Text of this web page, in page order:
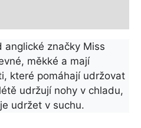
anglické značky Miss
měkké a mají
které pomáhají udržovat
udržují nohy v chladu,
udržet v suchu.